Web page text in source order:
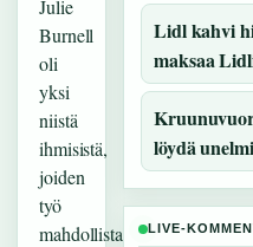
Julie
Burnell
oli
yksi
niistä
ihmisistä,
joiden
työ
mahdollistaa
Lidl kahvi
maksaa
löydä
LIVE-